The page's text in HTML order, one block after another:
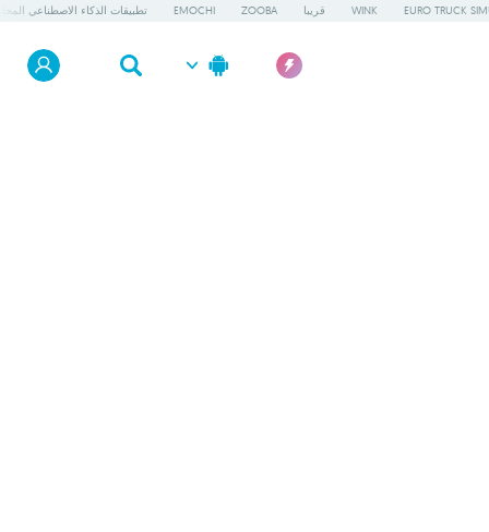
EURO TRUCK
WINK قريبا ZOOBA
EMOCHI تطبيقات الذكاء الاصطناعي